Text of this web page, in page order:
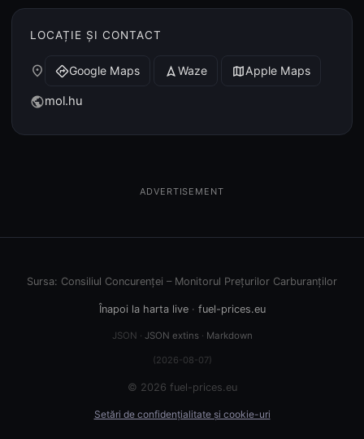
LOCAȚIE ȘI CONTACT
place directionsGoogle Maps navigation Waze mapApple Maps
publicmol.hu
ADVERTISEMENT
Sursa: Consiliul Concurenței – Monitorul Prețurilor Carburanților
Înapoi la harta live· fuel-prices.eu
JSON · JSON extins· Markdown
(2026-08-07)
© 2026 fuel-prices.eu
Setări de confidențialitate și cookie-uri